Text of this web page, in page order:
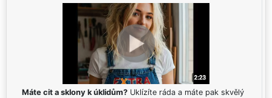
Máte cit a sklony k úklidům? Uklízíte ráda a máte pak skvělý